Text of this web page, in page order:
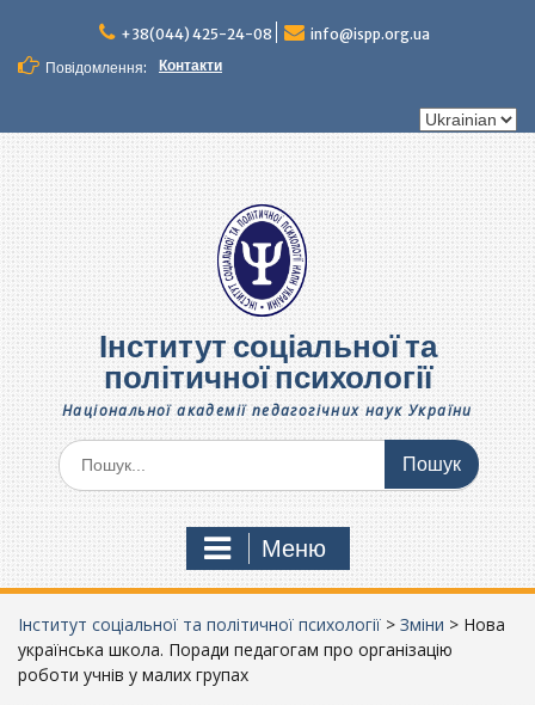
вмісту
+38(044) 425-24-08
info@ispp.org.ua
Повідомлення:
Контакти
Вибрати
Інститут соціальної та
політичної психології
Національної академії педагогічних наук України
Шукати:
Меню
Інститут соціальної та політичної психології > Зміни > Нова
українська школа. Поради педагогам про організацію
роботи учнів у малих групах